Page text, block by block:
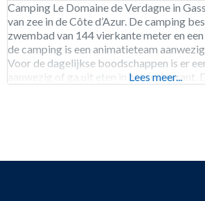
Camping Le Domaine de Verdagne in
van zee in de Côte d’Azur. De camping
zwembad van 144 vierkante meter en
de camping is een animatieteam
Voor de dagelijkse boodschappen is er
aanwezig of ga uit eten in het restaurant.
Lees meer...